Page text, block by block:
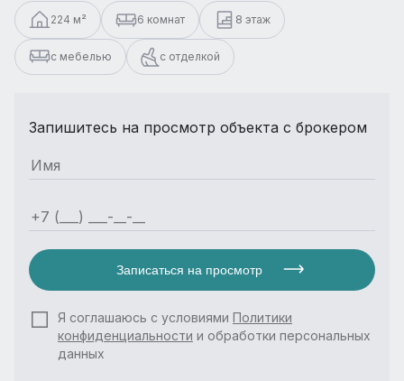
224 м² 6 комнат 8 этаж
с мебелью с отделкой
Запишитесь на просмотр объекта с брокером
Записаться на просмотр
Я соглашаюсь с условиями Политики
конфиденциальности и обработки персональных
данных